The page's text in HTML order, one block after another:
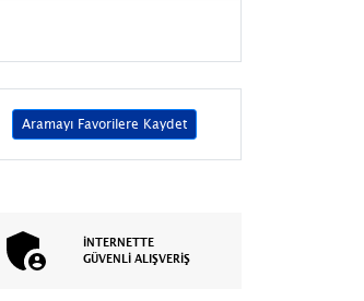
Aramayı Favorilere Kaydet
İNTERNETTE
GÜVENLİ ALIŞVERİŞ